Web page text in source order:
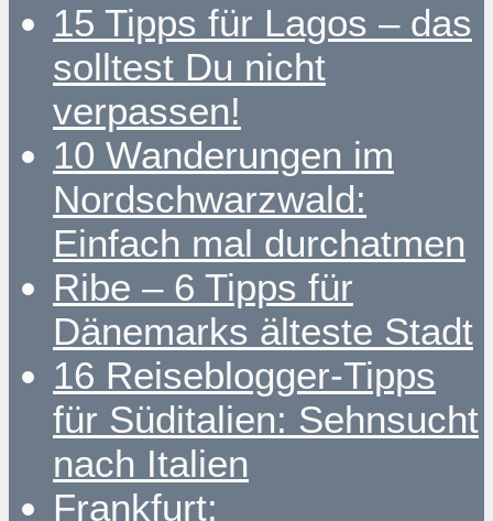
15 Tipps für Lagos – das
solltest Du nicht
verpassen!
10 Wanderungen im
Nordschwarzwald:
Einfach mal durchatmen
Ribe – 6 Tipps für
Dänemarks älteste Stadt
16 Reiseblogger-Tipps
für Süditalien: Sehnsucht
nach Italien
Frankfurt: